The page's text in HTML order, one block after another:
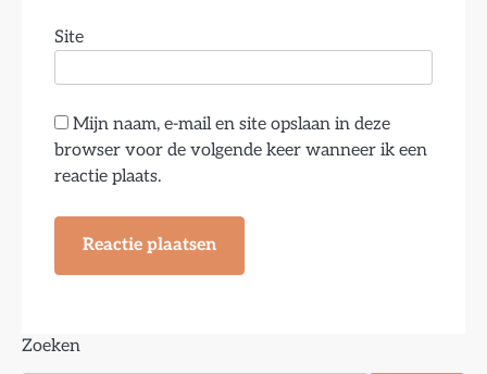
Site
Mijn naam, e-mail en site opslaan in deze
browser voor de volgende keer wanneer ik een
reactie plaats.
Zoeken